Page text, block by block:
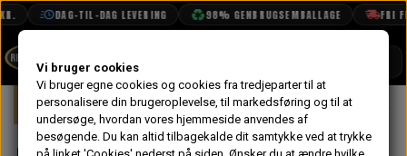
DAG-TIL-DAG LEVERING 98% GENBRUGSEMBALLAGE FRI
BOOK TID
PROJEKTER
Forside Mini Styling Fælge & Dæk
Vi bruger cookies
Vi bruger egne cookies og cookies fra tredjeparter til at
personalisere din brugeroplevelse, til markedsføring og til at
undersøge, hvordan vores hjemmeside anvendes af
besøgende. Du kan altid tilbagekalde dit samtykke ved at trykke